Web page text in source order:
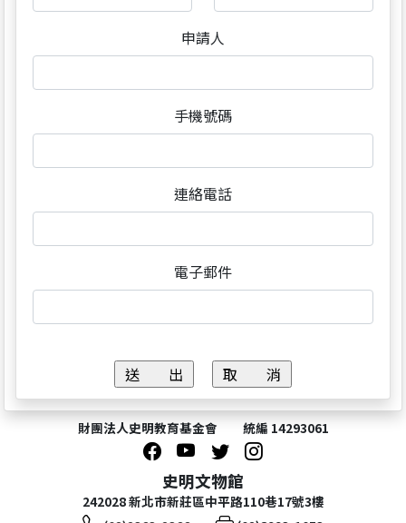
申請人
手機號碼
連絡電話
電子郵件
財團法人史明教育基金會 統編 14293061
史明文物館
242028 新北市新莊區中平路110巷17號3樓